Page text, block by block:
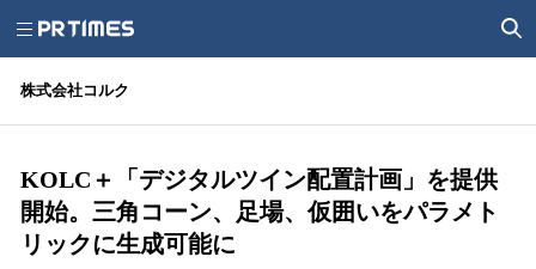
株式会社コルク
KOLC＋「デジタルツイン配置計画」を提供
開始。三角コーン、足場、仮囲いをパラメト
リックに生成可能に